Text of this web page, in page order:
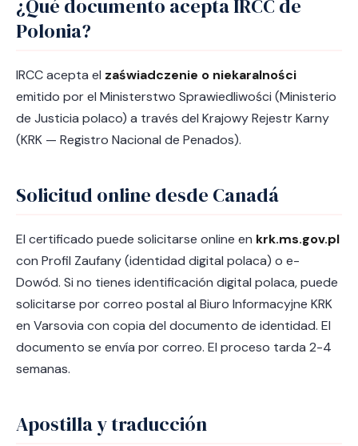
¿Qué documento acepta IRCC de
Polonia?
IRCC acepta el zaświadczenie o niekaralności
emitido por el Ministerstwo Sprawiedliwości (Ministerio
de Justicia polaco) a través del Krajowy Rejestr Karny
(KRK — Registro Nacional de Penados).
Solicitud online desde Canadá
El certificado puede solicitarse online en krk.ms.gov.pl
con Profil Zaufany (identidad digital polaca) o e-
Dowód. Si no tienes identificación digital polaca, puede
solicitarse por correo postal al Biuro Informacyjne KRK
en Varsovia con copia del documento de identidad. El
documento se envía por correo. El proceso tarda 2-4
semanas.
Apostilla y traducción